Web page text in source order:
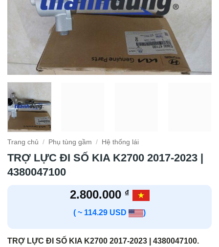
Trang chủ / Phụ tùng gầm / Hệ thống lái
TRỢ LỰC ĐI SỐ KIA K2700 2017-2023 |
4380047100
2.800.000 ₫
( ~ 114.29 USD )
TRỢ LỰC ĐI SỐ KIA K2700 2017-2023 | 4380047100.